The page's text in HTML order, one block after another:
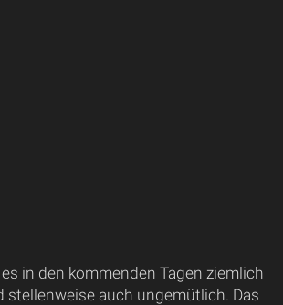
in den kommenden Tagen ziemlich
stellenweise auch ungemütlich. Das